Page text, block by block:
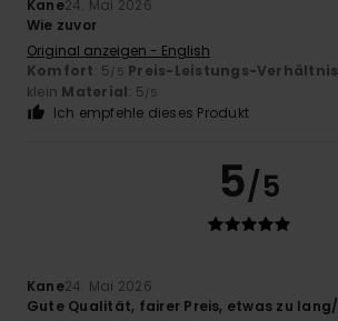
Kane24. Mai 2026
Wie zuvor
Original anzeigen - English
Komfort: 5/5 Preis-Leistungs-Verhältnis
klein Material: 5/5
Ich empfehle dieses Produkt
5/5
Kane24. Mai 2026
Gute Qualität, fairer Preis, etwas zu